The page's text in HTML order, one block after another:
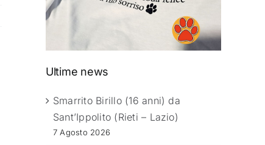
Ultime news
Smarrito Birillo (16 anni) da
Sant’Ippolito (Rieti – Lazio)
7 Agosto 2026